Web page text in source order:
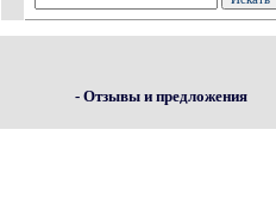
- Отзывы и предложения